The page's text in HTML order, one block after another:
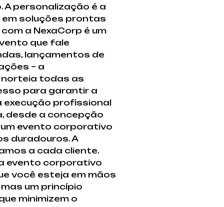
personalização é a
soluções prontas
a NexaCorp é um
que fale
lançamentos de
– a
norteia todas as
para garantir a
execução profissional
desde a concepção
evento corporativo
duradouros. A
a cada cliente.
evento corporativo
você esteja em mãos
um princípio
minimizem o